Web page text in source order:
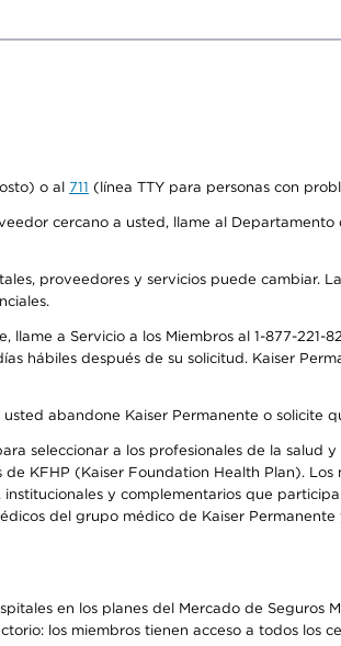
o al 711 (línea TTY para personas con
cercano a usted, llame al Departamento
proveedores y servicios puede cambiar.
a Servicio a los Miembros al 1-877-221-
hábiles después de su solicitud. Kaiser
abandone Kaiser Permanente o solicite
seleccionar a los profesionales de la salud
KFHP (Kaiser Foundation Health Plan).
y complementarios que
del grupo médico de Kaiser
en los planes del Mercado de Seguros
los miembros tienen acceso a todos los